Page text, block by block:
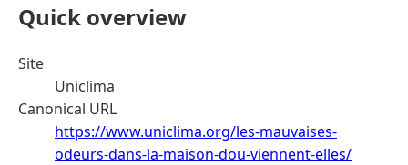
Quick overview
Site
Uniclima
Canonical URL
https://www.uniclima.org/les-mauvaises-
odeurs-dans-la-maison-dou-viennent-elles/